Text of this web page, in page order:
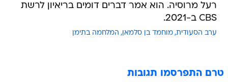
רעל מרוסיה. הוא אמר דברים דומים בריאיון לרשת
CBS ב-2021.
ערב הסעודית מוחמד בן סלמאן המלחמה בתימן
טרם התפרסמו תגובות